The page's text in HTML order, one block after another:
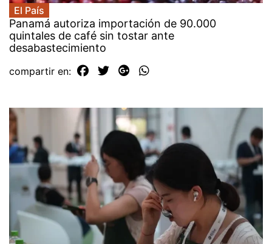
El País
Panamá autoriza importación de 90.000
quintales de café sin tostar ante
desabastecimiento
compartir en: